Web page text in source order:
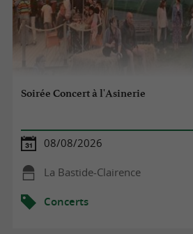
Soirée Concert à l'Asinerie
08/08/2026
La Bastide-Clairence
Concerts